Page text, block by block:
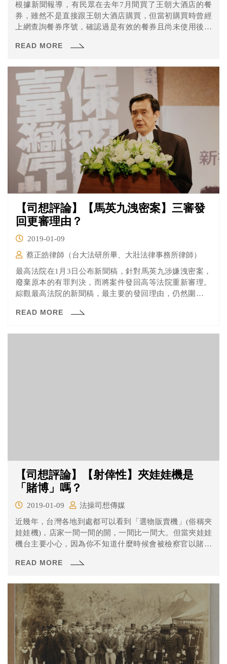
根據新聞報導，有民眾在去年7月間買了王朝大酒店的餐
券，雖然不是直接跟王朝大酒店購買，但當初購買時曾經
上網查詢餐券序號，確認過是有效的餐券且尚未使用後才
這些餐券是偽卡盜刷的不能使用，飯店還報警讓該民眾直
麼王朝大酒店可以拒絕讓民眾使用呢？王朝大酒店這樣的
處理方式合理嗎？一起來分析看看吧！
READ MORE
【司想評論】【馬英九洩密案】三審發
回更審理由？
2019-01-09
蔡正皓律師（台大法研所畢、大壯法律事務所律師）
最高法院在1月3日公布新聞稿，針對馬英九涉嫌洩密案，
廢棄原本的有罪判決，而將案件發回高等法院重新審理。
綜觀最高法院的新聞稿，最主要的發回理由，仍然圍繞在
所下達的指示，是否在其職權範圍內？有沒有侵害司法的
READ MORE
【司想評論】【射倖性】夾娃娃機是
「賭博」嗎？
2019-01-09
法操司想傳媒
近幾年，台灣各地到處都可以看到「選物販賣機」(俗稱夾
娃娃機)，店家一間一間的開，一間比一間大。但當夾娃娃
機台主要小心，因為你不知道什麼時候會被檢察官以賭博
元的藍芽喇叭，但將保證取物價設定1280元及1680元。檢
機會夾到，具有「射倖性」，且違反電子遊戲場業管理條
例將陳男起訴。
READ MORE